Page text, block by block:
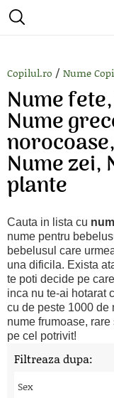
Copilul.ro / Nume
Nume
Nume
Nume zei,
plante
Cauta in lista cu
nume pentru
bebelusul care
una dificila. Exista
te poti decide pe
inca nu te-ai hotarat
cu de peste 1000 de
nume frumoase,
pe cel potrivit!
Filtreaza dupa:
Sex